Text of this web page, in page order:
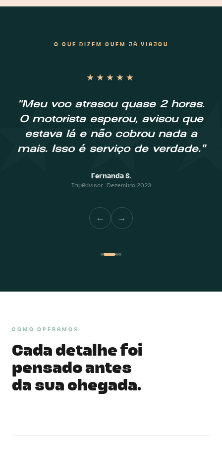
O QUE DIZEM QUEM JÁ VIAJOU
★★★★★
"Meu voo atrasou quase 2 horas.
O motorista esperou, avisou que
estava lá e não cobrou nada a
mais. Isso é serviço de verdade."
Fernanda S.
TripAdvisor · Dezembro 2023
← →
COMO OPERAMOS
Cada detalhe foi
pensado antes
da sua chegada.